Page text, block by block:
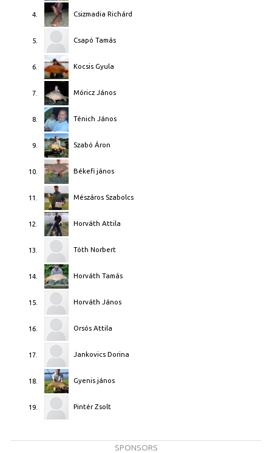
4. Csizmadia Richárd
5. Csapó Tamás
6. Kocsis Gyula
7. Móricz János
8. Ténich János
9. Szabó Áron
10. Békefi jános
11. Mészáros Szabolcs
12. Horváth Attila
13. Tóth Norbert
14. Horváth Tamás
15. Horváth János
16. Orsós Attila
17. Jankovics Dorina
18. Gyenis jános
19. Pintér Zsolt
SPONSORS